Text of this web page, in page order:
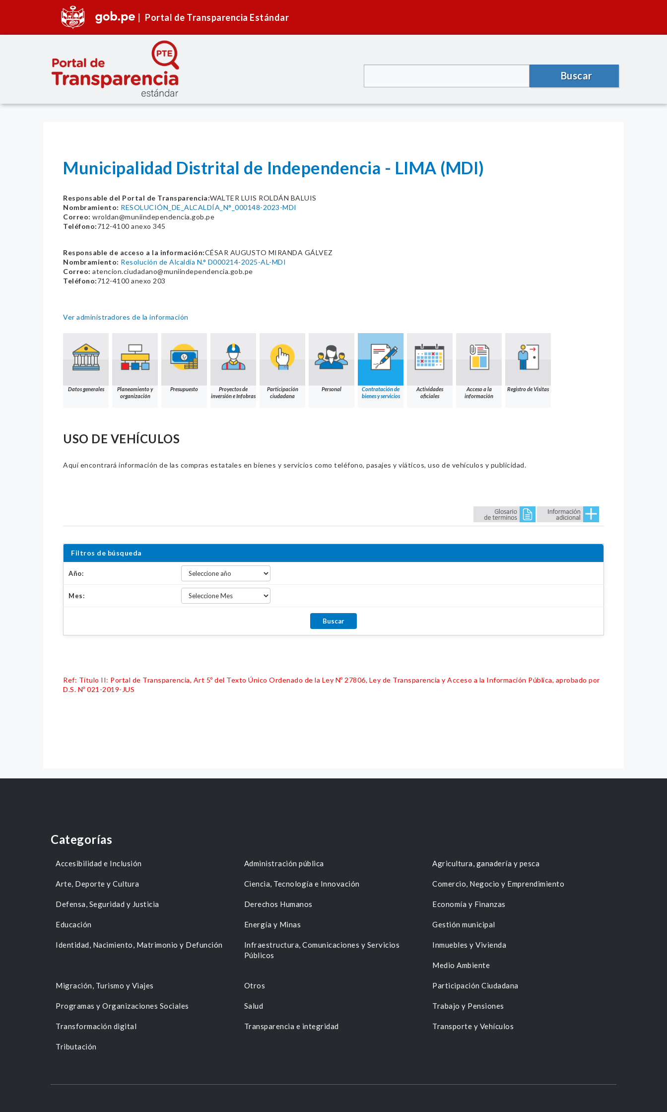
Portal de Transparencia Estándar
Buscar
Municipalidad Distrital de Independencia - LIMA (MDI)
Responsable del Portal de Transparencia:WALTER LUIS ROLDÁN BALUIS
Nombramiento: RESOLUCIÓN_DE_ALCALDÍA_N°_000148-2023-MDI
Correo: wroldan@muniindependencia.gob.pe
Teléfono:712-4100 anexo 345
Responsable de acceso a la información:CÉSAR AUGUSTO MIRANDA GÁLVEZ
Nombramiento: Resolución de Alcaldía N.° D000214-2025-AL-MDI
Correo: atencion.ciudadano@muniindependencia.gob.pe
Teléfono:712-4100 anexo 203
Ver administradores de la información
Datos generales
Planeamiento y
organización
Presupuesto
Proyectos de
inversión e Infobras
Participación
ciudadana
Personal
Contratación de
bienes y servicios
Actividades
oficiales
Acceso a la
información
Registro de Visitas
USO DE VEHÍCULOS
Aquí encontrará información de las compras estatales en bienes y servicios como teléfono, pasajes y viáticos, uso de vehículos y publicidad.
Filtros de búsqueda
Año:
Mes:
Ref: Título II: Portal de Transparencia, Art 5º del Texto Único Ordenado de la Ley Nº 27806, Ley de Transparencia y Acceso a la Información Pública, aprobado por
D.S. Nº 021-2019-JUS
Categorías
Accesibilidad e Inclusión Administración pública Agricultura, ganadería y pesca
Arte, Deporte y Cultura Ciencia, Tecnología e Innovación Comercio, Negocio y Emprendimiento
Defensa, Seguridad y Justicia Derechos Humanos Economía y Finanzas
Educación Energía y Minas Gestión municipal
Identidad, Nacimiento, Matrimonio y Defunción
Infraestructura, Comunicaciones y Servicios
Públicos
Inmuebles y Vivienda
Medio Ambiente
Migración, Turismo y Viajes Otros Participación Ciudadana
Programas y Organizaciones Sociales Salud Trabajo y Pensiones
Transformación digital Transparencia e integridad Transporte y Vehículos
Tributación